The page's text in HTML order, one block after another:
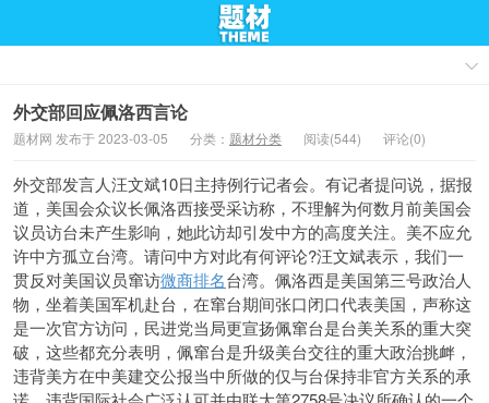
外交部回应佩洛西言论
题材网 发布于 2023-03-05 分类： 题材分类 阅读(544) 评论(0)
外交部发言人汪文斌10日主持例行记者会。有记者提问说，据报
道，美国会众议长佩洛西接受采访称，不理解为何数月前美国会
议员访台未产生影响，她此访却引发中方的高度关注。美不应允
许中方孤立台湾。请问中方对此有何评论?汪文斌表示，我们一
贯反对美国议员窜访微商排名台湾。佩洛西是美国第三号政治人
物，坐着美国军机赴台，在窜台期间张口闭口代表美国，声称这
是一次官方访问，民进党当局更宣扬佩窜台是台美关系的重大突
破，这些都充分表明，佩窜台是升级美台交往的重大政治挑衅，
违背美方在中美建交公报当中所做的仅与台保持非官方关系的承